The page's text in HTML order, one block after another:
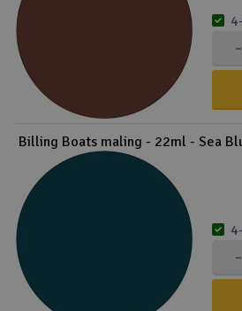
-
Billing Boats maling - 22ml - Sea
-